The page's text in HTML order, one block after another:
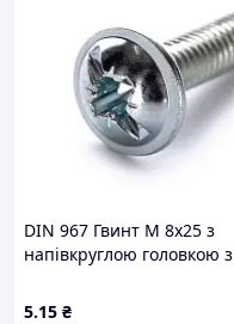
DIN 967 Гвинт М 8х25 з
напівкруглою головкою з
4.6, оцинкований
5.15 ₴